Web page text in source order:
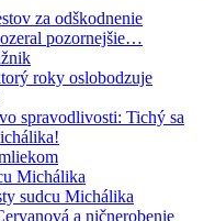
za odškodnenie
pozornejšie…
roky oslobodzuje
spravodlivosti: Tichý sa
Michálika
sudcu Michálika
a ničnerobenie